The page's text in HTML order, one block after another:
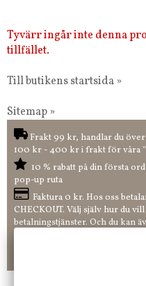
Tyvärr ingår inte denna
tillfället.
Till butikens startsida »
Sitemap »
Frakt 99 kr, handlar du
100 kr - 400 kr i frakt för våra
10 % rabatt på din första
pop-up ruta
Faktura 0 kr. Hos oss
CHECKOUT. Välj själv hur du
betalningstjänster. Och du kan